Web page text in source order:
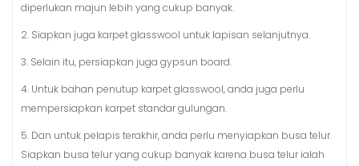
diperlukan majun lebih yang cukup banyak.
2. Siapkan juga karpet glasswool untuk lapisan selanjutnya.
3. Selain itu, persiapkan juga gypsun board.
4. Untuk bahan penutup karpet glasswool, anda juga perlu
mempersiapkan karpet standar gulungan.
5. Dan untuk pelapis terakhir, anda perlu menyiapkan busa telur.
Siapkan busa telur yang cukup banyak karena busa telur ialah